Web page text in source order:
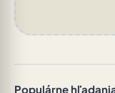
Populárne